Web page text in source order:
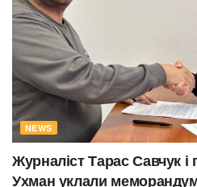
NEWS
Журналіст Тарас Савчук
Ухман уклали